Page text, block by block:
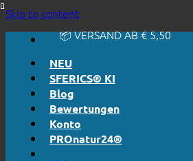
Skip to content🔆 EHRLICH. TRANSPARENT.
📦 VERSAND AB € 5,50
NEU
SFERICS® KI
Blog
Bewertungen
Konto
PROnatur24®